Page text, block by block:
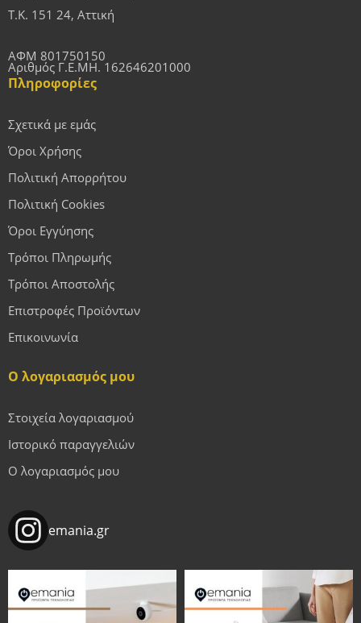
Τ.Κ. 151 24, Αττική
ΑΦΜ 801750150
Αριθμός Γ.Ε.ΜΗ. 162646201000
Πληροφορίες
Σχετικά με εμάς
Όροι Χρήσης
Πολιτική Απορρήτου
Πολιτική Cookies
Όροι Εγγύησης
Τρόποι Πληρωμής
Τρόποι Αποστολής
Επιστροφές Προϊόντων
Επικοινωνία
Ο λογαριασμός μου
Στοιχεία λογαριασμού
Ιστορικό παραγγελιών
Ο λογαριασμός μου
emania.gr